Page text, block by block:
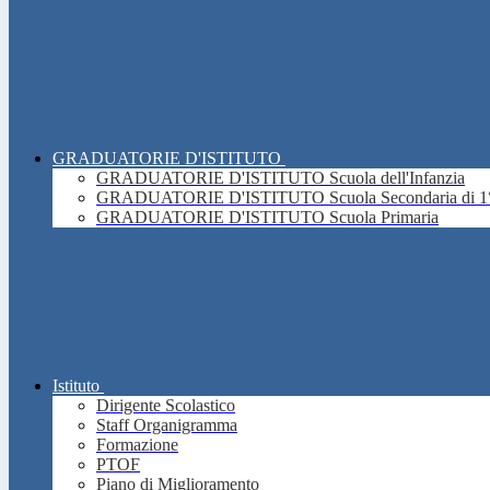
GRADUATORIE D'ISTITUTO
GRADUATORIE D'ISTITUTO Scuola dell'Infanzia
GRADUATORIE D'ISTITUTO Scuola Secondaria di
GRADUATORIE D'ISTITUTO Scuola Primaria
Istituto
Dirigente Scolastico
Staff Organigramma
Formazione
PTOF
Piano di Miglioramento